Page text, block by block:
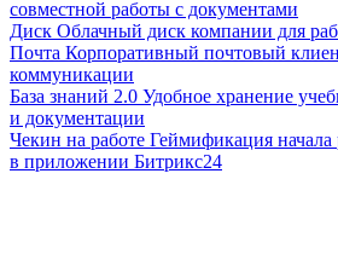
совместной работы с документами
Диск Облачный диск компании для
Почта Корпоративный почтовый
коммуникации
База знаний 2.0 Удобное хранение
и документации
Чекин на работе Геймификация начала
в приложении Битрикс24